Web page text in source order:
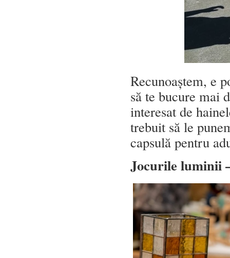
Recunoaștem, e
să te bucure mai
interesat de
trebuit să le
capsulă pentru
Jocurile luminii